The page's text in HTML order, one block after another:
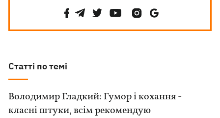
Статті по темі
Володимир Гладкий: Гумор і кохання -
класні штуки, всім рекомендую